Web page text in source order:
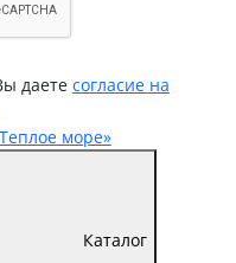
даете согласие на
Каталог